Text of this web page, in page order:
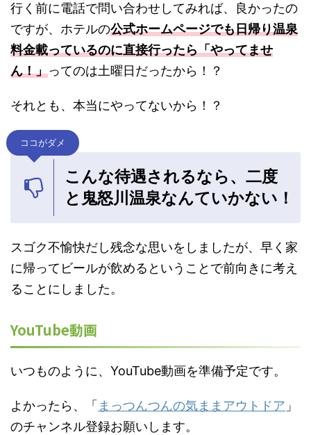
行く前に電話で問い合わせしてみれば、良かったの
ですが、ホテルの公式ホームページでも日帰り温泉
料金載っているのに直接行ったら「やってませ
ん！」ってのは土曜日だったから！？
それとも、本当にやってないから！？
ココがダメ
こんな待遇されるなら、二度
と鬼怒川温泉なんていかない！
スゴク不愉快だし残念な思いをしましたが、早く家
に帰ってビールが飲めるということで前向きに考え
ることにしました。
YouTube動画
いつものように、YouTube動画を準備予定です。
よかったら、「 まっつんつんの気ままアウトドア 」
のチャンネル登録お願いします。